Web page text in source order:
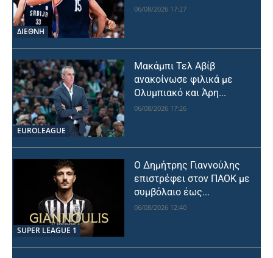
ΔΙΕΘΝΗ
06/08/2026 17:27
EUROLEAGUE
Μακάμπι Τελ Αβίβ
ανακοίνωσε φιλικά με
Ολυμπιακό και Άρη...
06/08/2026 17:26
SUPER LEAGUE 1
Ο Δημήτρης Γιαννούλης
επιστρέφει στον ΠΑΟΚ με
συμβόλαιο έως...
06/08/2026 12:40